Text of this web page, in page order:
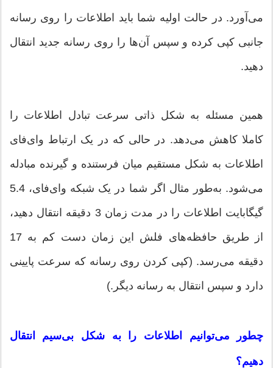
می‌آورد. در حالت اولیه شما باید اطلاعات را روی رسانه
جانبی کپی کرده و سپس آن‌ها را روی رسانه جدید انتقال
دهید.
همین مسئله به شکل ذاتی سرعت تبادل اطلاعات را
کاملا کاهش می‌دهد. در حالی که در یک ارتباط وای‌فای
اطلاعات به شکل مستقیم میان فرستنده و گیرنده مبادله
می‌شود. به‌طور مثال اگر شما در یک شبکه وای‌فای، 5.4
گیگابایت اطلاعات را در مدت زمان 3 دقیقه انتقال دهید،
از طریق حافظه‌های فلش این زمان دست کم به 17
دقیقه می‌رسد. (کپی کردن روی رسانه که سرعت پایینی
دارد و سپس انتقال به رسانه دیگر.)
چطور می‌توانیم اطلاعات را به شکل بی‌سیم انتقال
دهیم؟